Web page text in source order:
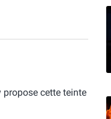
propose cette teinte